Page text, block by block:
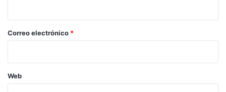
*
Correo electrónico *
Web